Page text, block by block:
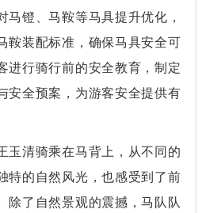
马镫、马鞍等马具提升优化，
鞍装配标准，确保马具安全可
进行骑行前的安全教育，制定
安全预案，为游客安全提供有
清骑乘在马背上，从不同的
特的自然风光，也感受到了前
除了自然景观的震撼，马队队